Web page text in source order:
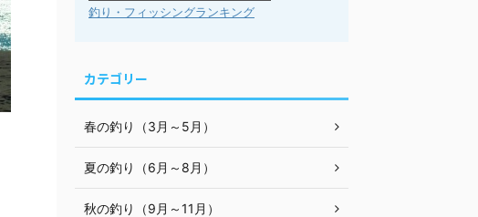
釣り・フィッシングランキング
カテゴリー
春の釣り（3月～5月）
夏の釣り（6月～8月）
秋の釣り（9月～11月）